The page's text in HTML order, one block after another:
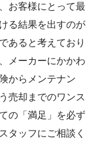
お客様にとって最
る結果を出すのが
あると考えており
メーカーにかかわ
からメンテナン
売却までのワンス
の「満足」を必ず
タッフにご相談く